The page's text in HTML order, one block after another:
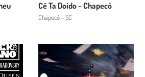
Cê Ta Doido - Chapecó
Chapecó - SC